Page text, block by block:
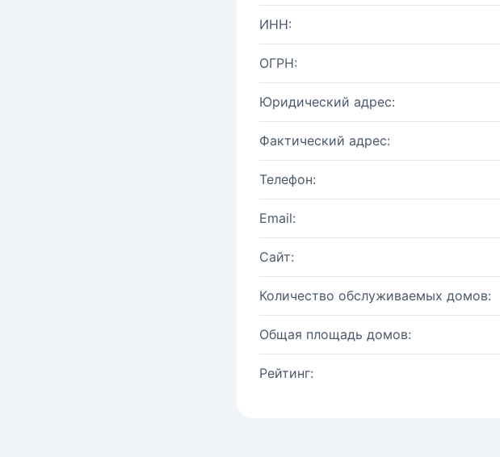
ИНН:
ОГРН:
Юридический адрес:
Фактический адрес:
Телефон:
Email:
Сайт:
Количество обслуживаемых домов:
Общая площадь домов:
Рейтинг: